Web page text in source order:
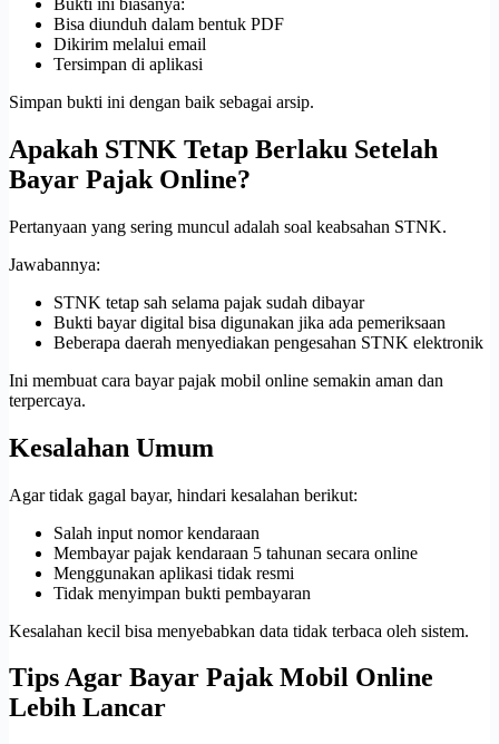
Bukti ini biasanya:
Bisa diunduh dalam bentuk PDF
Dikirim melalui email
Tersimpan di aplikasi
Simpan bukti ini dengan baik sebagai arsip.
Apakah STNK Tetap Berlaku Setelah
Bayar Pajak Online?
Pertanyaan yang sering muncul adalah soal keabsahan STNK.
Jawabannya:
STNK tetap sah selama pajak sudah dibayar
Bukti bayar digital bisa digunakan jika ada pemeriksaan
Beberapa daerah menyediakan pengesahan STNK elektronik
Ini membuat cara bayar pajak mobil online semakin aman dan
terpercaya.
Kesalahan Umum
Agar tidak gagal bayar, hindari kesalahan berikut:
Salah input nomor kendaraan
Membayar pajak kendaraan 5 tahunan secara online
Menggunakan aplikasi tidak resmi
Tidak menyimpan bukti pembayaran
Kesalahan kecil bisa menyebabkan data tidak terbaca oleh sistem.
Tips Agar Bayar Pajak Mobil Online
Lebih Lancar